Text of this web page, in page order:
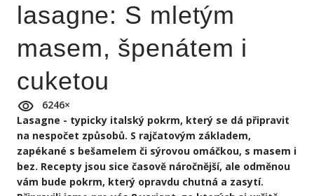
lasagne: S mletým
masem, špenátem i
cuketou
6246×
Lasagne - typicky italský pokrm, který se dá připravit
na nespočet způsobů. S rajčatovým základem,
zapékané s bešamelem či sýrovou omáčkou, s masem i
bez. Recepty jsou sice časově náročnější, ale odměnou
vám bude pokrm, který opravdu chutná a zasytí.